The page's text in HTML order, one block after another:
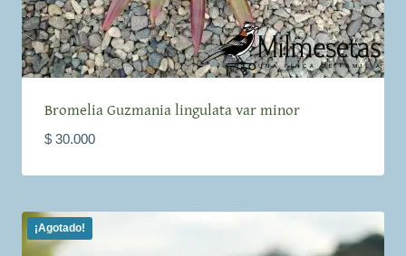
Bromelia Guzmania lingulata var minor
$30.000
¡Agotado!